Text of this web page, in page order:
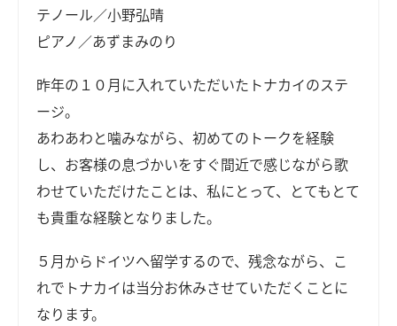
テノール／小野弘晴
ピアノ／あずまみのり
昨年の１０月に入れていただいたトナカイのステ
ージ。
あわあわと噛みながら、初めてのトークを経験
し、お客様の息づかいをすぐ間近で感じながら歌
わせていただけたことは、私にとって、とてもとて
も貴重な経験となりました。
５月からドイツへ留学するので、残念ながら、こ
れでトナカイは当分お休みさせていただくことに
なります。